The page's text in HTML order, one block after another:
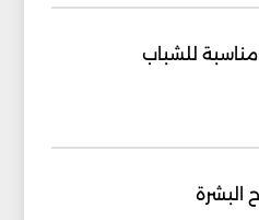
البشرة